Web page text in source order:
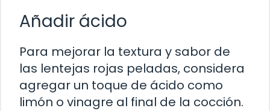
Añadir ácido
Para mejorar la textura y sabor de
las lentejas rojas peladas, considera
agregar un toque de ácido como
limón o vinagre al final de la cocción.